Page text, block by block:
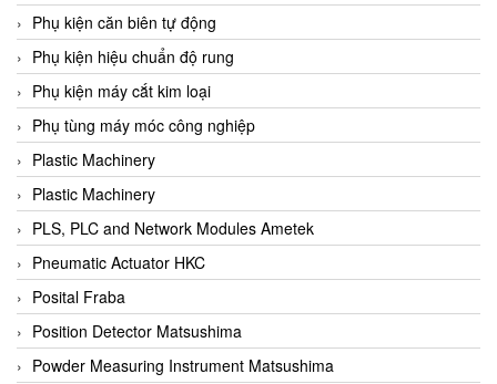
Belimo
Benetech Vietnam
Bently Nevada
Bentone Vietnam
Bernstein Vietnam
Berthold
Bestech
Bestech
BETA
Bifold
Bihl+wiedemann
Phụ kiện căn biên tự động
Phụ kiện hiệu chuẩn độ rung
Phụ kiện máy cắt kim loại
Phụ tùng máy móc công nghiệp
Plastic Machinery
Plastic Machinery
PLS, PLC and Network Modules Ametek
Pneumatic Actuator HKC
Posital Fraba
Position Detector Matsushima
Powder Measuring Instrument Matsushima